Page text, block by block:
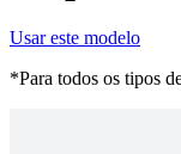
Usar este modelo
*Para todos os tipos